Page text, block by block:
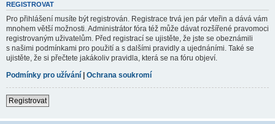
REGISTROVAT
Pro přihlášení musíte být registrován. Registrace trvá jen pár vteřin a dává vám
mnohem větší možnosti. Administrátor fóra též může dávat rozšířené pravomoci
registrovaným uživatelům. Před registrací se ujistěte, že jste se obeznámili
s našimi podmínkami pro použití a s dalšími pravidly a ujednáními. Také se
ujistěte, že si přečtete jakákoliv pravidla, která se na fóru objeví.
Podmínky pro užívání | Ochrana soukromí
Registrovat